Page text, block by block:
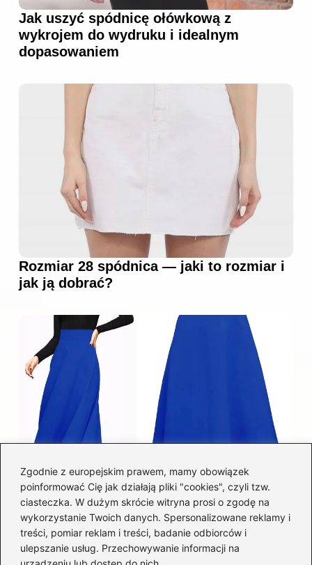
Zgodnie z europejskim prawem, mamy obowiązek
poinformować Cię jak działają pliki "cookies", czyli tzw.
ciasteczka. W dużym skrócie witryna prosi o zgodę na
wykorzystanie Twoich danych. Spersonalizowane reklamy i
treści, pomiar reklam i treści, badanie odbiorców i
ulepszanie usług. Przechowywanie informacji na
Jak uszyć spódnicę ołówkową z
wykrojem do wydruku i idealnym
dopasowaniem
Rozmiar 28 spódnica — jaki to rozmiar i
jak ją dobrać?
Łatwy sposób jak skrócić spódnicę z
półkoła w domu